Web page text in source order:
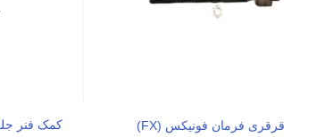
قرقری فرمان فونیکس (FX)